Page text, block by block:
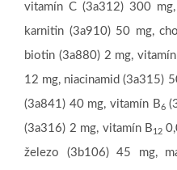
vitamín C (3a312) 300
karnitin (3a910) 50 mg,
biotin (3a880) 2 mg,
12 mg, niacinamid (3a315)
(3a841) 40 mg, vitamín B6
(3a316) 2 mg, vitamín B12
železo (3b106) 45 mg,